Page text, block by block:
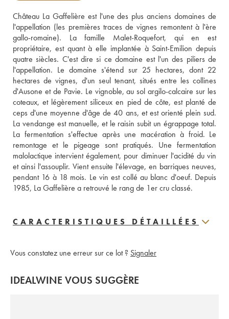
Château La Gaffelière est l'une des plus anciens domaines de
l'appellation (les premières traces de vignes remontent à l'ère
gallo-romaine). La famille Malet-Roquefort, qui en est
propriétaire, est quant à elle implantée à Saint-Emilion depuis
quatre siècles. C'est dire si ce domaine est l'un des piliers de
l'appellation. Le domaine s'étend sur 25 hectares, dont 22
hectares de vignes, d'un seul tenant, situés entre les collines
d'Ausone et de Pavie. Le vignoble, au sol argilo-calcaire sur les
coteaux, et légèrement siliceux en pied de côte, est planté de
ceps d'une moyenne d'âge de 40 ans, et est orienté plein sud.
La vendange est manuelle, et le raisin subit un égrappage total.
La fermentation s'effectue après une macération à froid. Le
remontage et le pigeage sont pratiqués. Une fermentation
malolactique intervient également, pour diminuer l'acidité du vin
et ainsi l'assouplir. Vient ensuite l'élevage, en barriques neuves,
pendant 16 à 18 mois. Le vin est collé au blanc d'oeuf. Depuis
1985, La Gaffelière a retrouvé le rang de 1er cru classé.
CARACTERISTIQUES DÉTAILLÉES
Vous constatez une erreur sur ce lot ? Signaler
IDEALWINE VOUS SUGGÈRE